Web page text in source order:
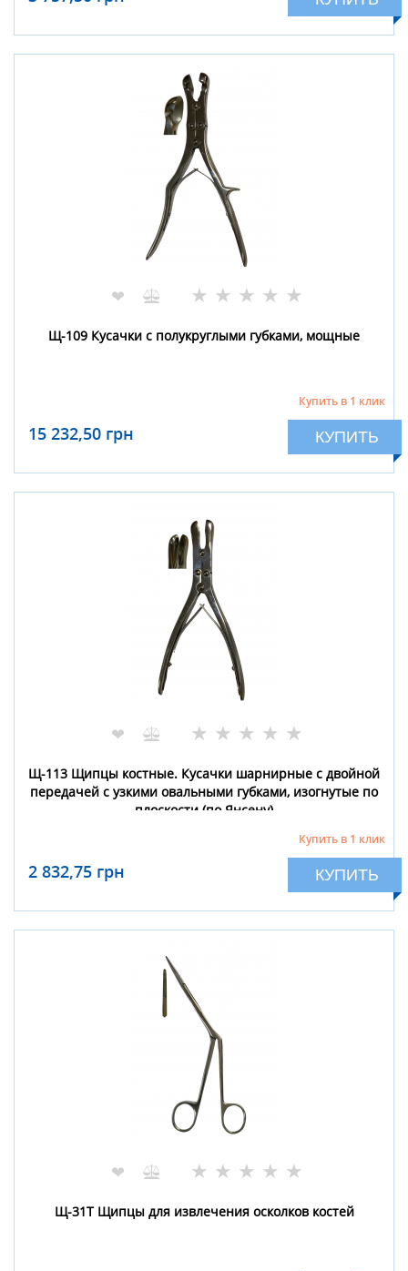
❤ ★ ★ ★ ★ ★
Щ-109 Кусачки с полукруглыми губками, мощные
15 232,50 грн
Купить в 1 клик
КУПИТЬ
❤ ★ ★ ★ ★ ★
Щ-113 Щипцы костные. Кусачки шарнирные с двойной
передачей с узкими овальными губками, изогнутые по
плоскости (по Янсену)
2 832,75 грн
Купить в 1 клик
КУПИТЬ
❤ ★ ★ ★ ★ ★
Щ-31Т Щипцы для извлечения осколков костей